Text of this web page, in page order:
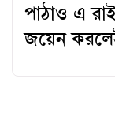
পাঠাও এ
জয়েন